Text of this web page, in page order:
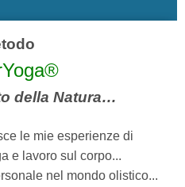
della Natura…
le mie esperienze di
e lavoro sul corpo...
nel mondo olistico...